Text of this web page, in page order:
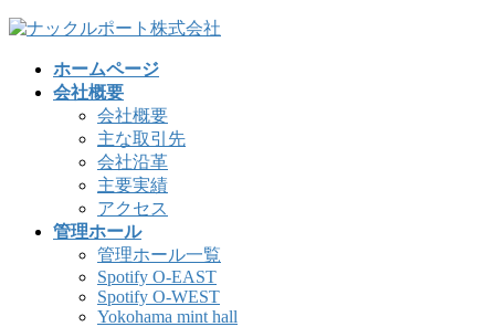
コ
ナ
ホームページ
会社概要
会社概要
主な取引先
会社沿革
主要実績
アクセス
管理ホール
管理ホール一覧
Spotify O-EAST
Spotify O-WEST
Yokohama mint hall